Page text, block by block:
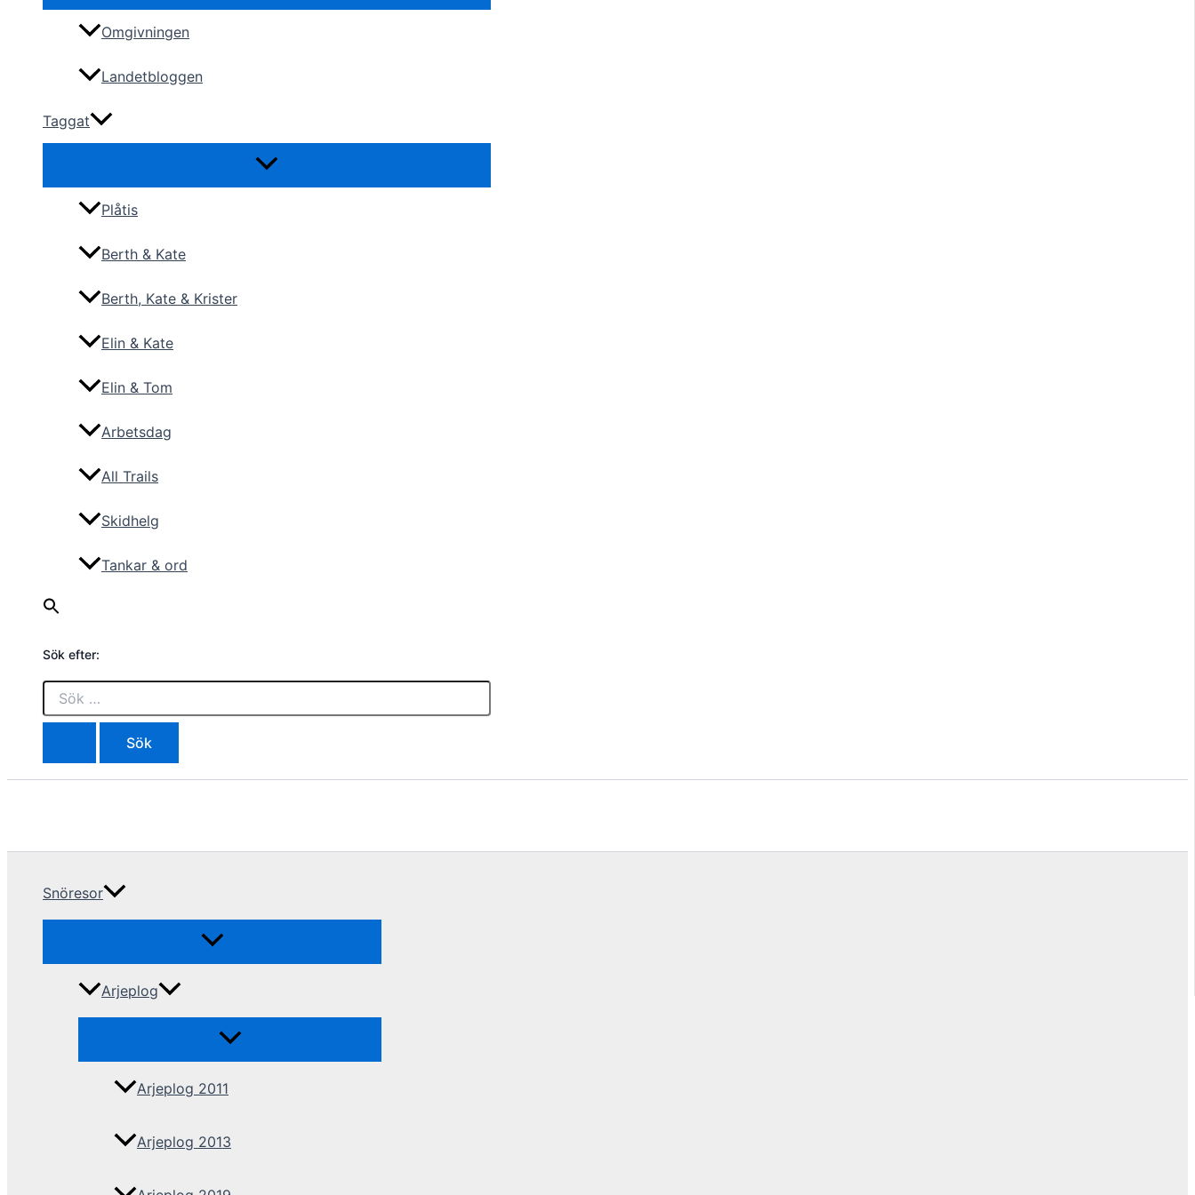
Omgivningen
Landetbloggen
Taggat
Plåtis
Berth & Kate
Berth, Kate & Krister
Elin & Kate
Elin & Tom
Arbetsdag
All Trails
Skidhelg
Tankar & ord
Sök efter:
Snöresor
Arjeplog
Arjeplog 2011
Arjeplog 2013